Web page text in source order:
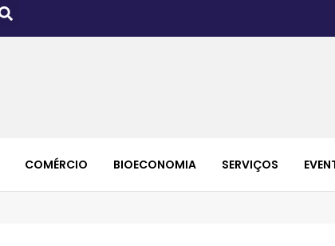
COMÉRCIO BIOECONOMIA SERVIÇOS